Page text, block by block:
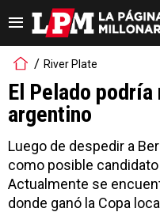
River Plate
El Pelado
argentino
Luego de despedir a
como posible
Actualmente se
donde ganó la Copa